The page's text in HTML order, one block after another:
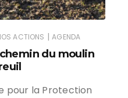
ACTIONS | AGENDA
du moulin
pour la Protection